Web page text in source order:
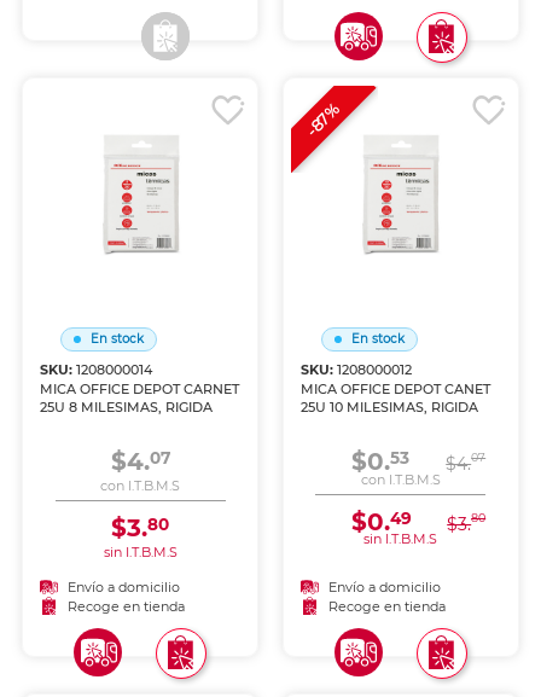
En stock
SKU:1208000014
MICA OFFICE DEPOT CARNET
25U 8 MILESIMAS, RIGIDA
$4.07
con I.T.B.M.S
$3.80
sin I.T.B.M.S
Envío a domicilio
Recoge en tienda
En stock
SKU: 1208000012
MICA OFFICE DEPOT CANET
25U 10 MILESIMAS, RIGIDA
$0.53 $4.07
con I.T.B.M.S
$0.49 $3.80
sin I.T.B.M.S
Envío a domicilio
Recoge en tienda
-87%